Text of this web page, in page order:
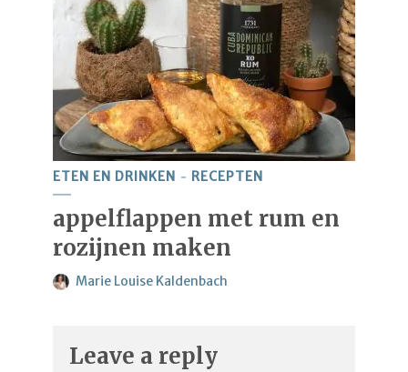
ETEN EN DRINKEN RECEPTEN
appelflappen met rum en
rozijnen maken
Marie Louise Kaldenbach
Leave a reply